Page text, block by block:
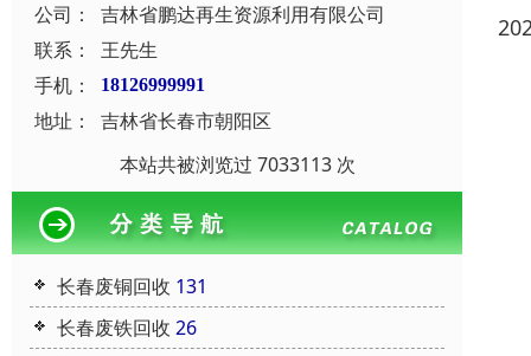
公司：
吉林省鹏达再生资源利用有限公司
联系：
王先生
手机：
18126999991
地址：
吉林省长春市朝阳区
本站共被浏览过 7033113 次
长春废铜回收 131
长春废铁回收 26